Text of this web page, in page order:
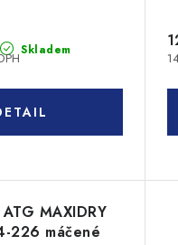
Skladem
MAXIDRY
226 máčené